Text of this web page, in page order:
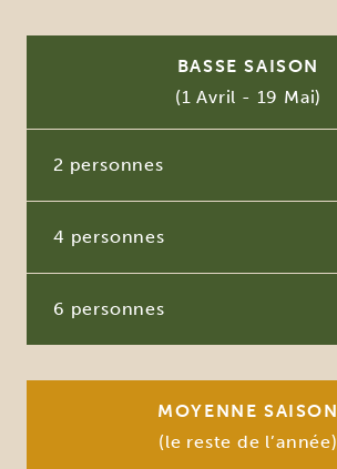
BASSE SAISON
(1 Avril - 19 Mai)
2 personnes
4 personnes
6 personnes
MOYENNE SAISON
(le reste de l’année)